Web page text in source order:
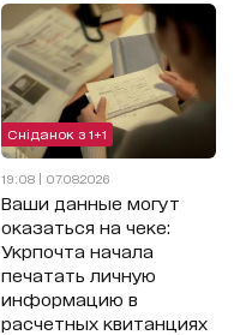
Сніданок з 1+1
19:08 | 07.08.2026
Ваши данные могут
оказаться на чеке:
Укрпочта начала
печатать личную
информацию в
расчетных квитанциях